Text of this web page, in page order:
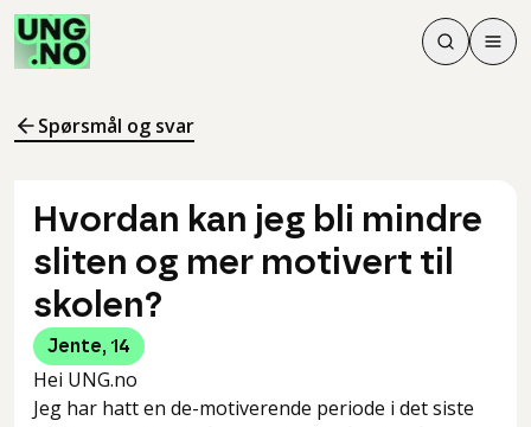
Søk
Søk
Meny
Spørsmål og svar
Hvordan kan jeg bli mindre
sliten og mer motivert til
skolen?
Jente, 14
Hei UNG.no
Jeg har hatt en de-motiverende periode i det siste